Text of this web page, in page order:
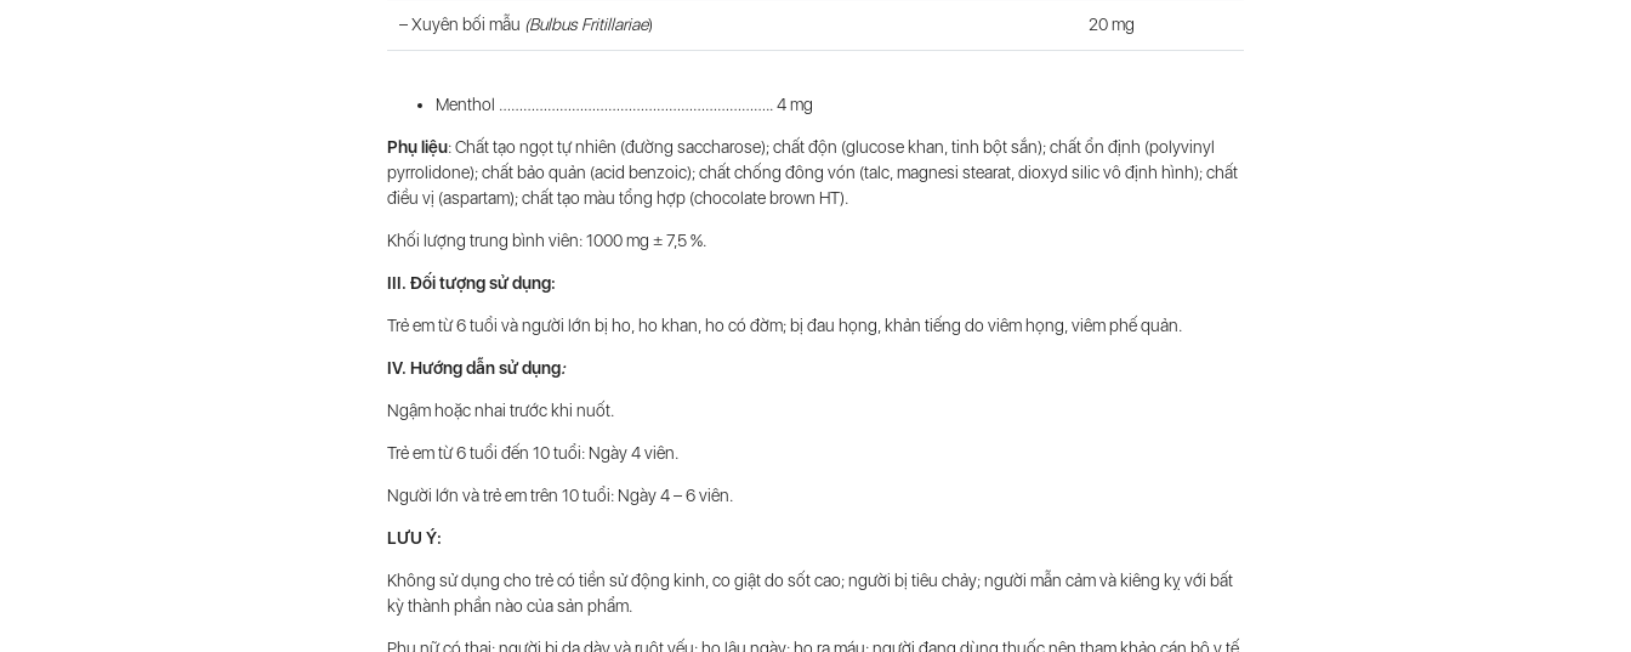
– Xuyên bối mẫu (Bulbus Fritillariae) 20 mg
Menthol ………………………………………………………….. 4 mg
Phụ liệu: Chất tạo ngọt tự nhiên (đường saccharose); chất độn (glucose khan, tinh bột sắn); chất ổn định (polyvinyl
pyrrolidone); chất bảo quản (acid benzoic); chất chống đông vón (talc, magnesi stearat, dioxyd silic vô định hình); chất
điều vị (aspartam); chất tạo màu tổng hợp (chocolate brown HT).
Khối lượng trung bình viên: 1000 mg ± 7,5 %.
III. Đối tượng sử dụng:
Trẻ em từ 6 tuổi và người lớn bị ho, ho khan, ho có đờm; bị đau họng, khản tiếng do viêm họng, viêm phế quản.
IV. Hướng dẫn sử dụng:
Ngậm hoặc nhai trước khi nuốt.
Trẻ em từ 6 tuổi đến 10 tuổi: Ngày 4 viên.
Người lớn và trẻ em trên 10 tuổi: Ngày 4 – 6 viên.
LƯU Ý:
Không sử dụng cho trẻ có tiền sử động kinh, co giật do sốt cao; người bị tiêu chảy; người mẫn cảm và kiêng kỵ với bất
kỳ thành phần nào của sản phẩm.